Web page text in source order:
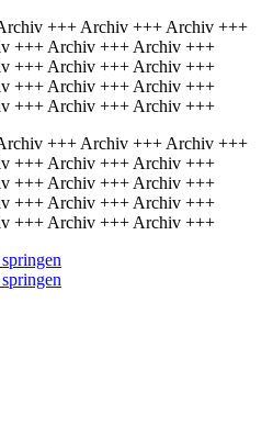
+++ Archiv +++ Archiv +++
+++ Archiv +++ Archiv +++
+++ Archiv +++ Archiv +++
+++ Archiv +++ Archiv +++
+++ Archiv +++ Archiv +++
+++ Archiv +++ Archiv +++
+++ Archiv +++ Archiv +++
+++ Archiv +++ Archiv +++
+++ Archiv +++ Archiv +++
+++ Archiv +++ Archiv +++